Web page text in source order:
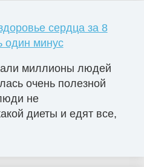
сердца за 8
один минус
миллионы людей
очень полезной
не
диеты и едят все,